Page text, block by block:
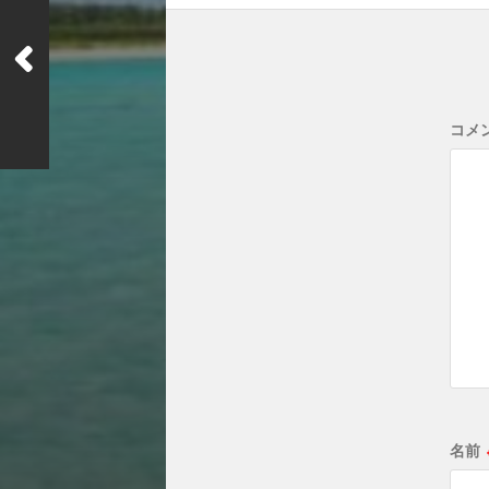
コメ
名前